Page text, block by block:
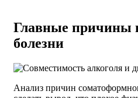
Главные причины
болезни
Анализ причин